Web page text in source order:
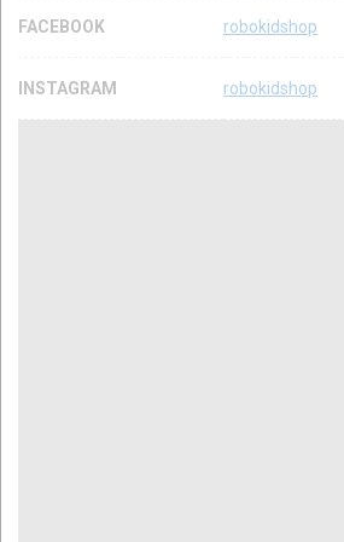
FACEBOOK robokidshop
INSTAGRAM robokidshop